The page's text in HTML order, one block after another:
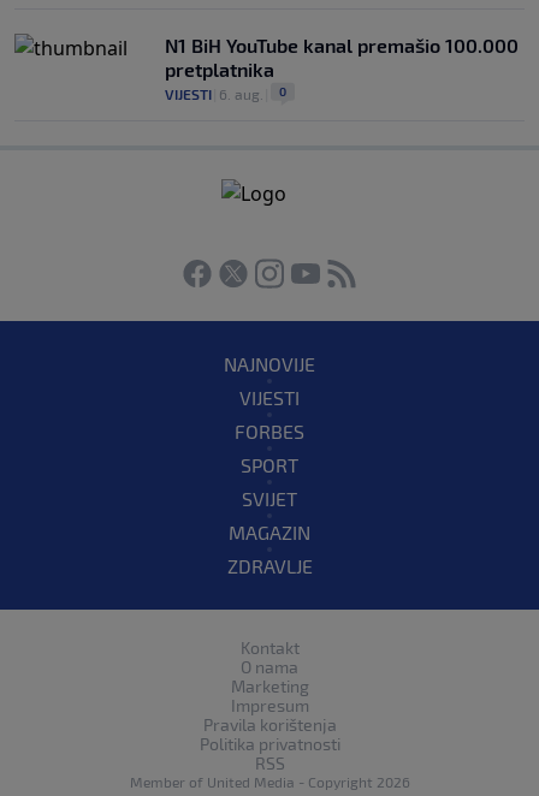
N1 BiH YouTube kanal premašio 100.000
pretplatnika
VIJESTI 6. aug. 0
NAJNOVIJE
VIJESTI
FORBES
SPORT
SVIJET
MAGAZIN
ZDRAVLJE
Kontakt
O nama
Marketing
Impresum
Pravila korištenja
Politika privatnosti
RSS
Member of United Media - Copyright 2026